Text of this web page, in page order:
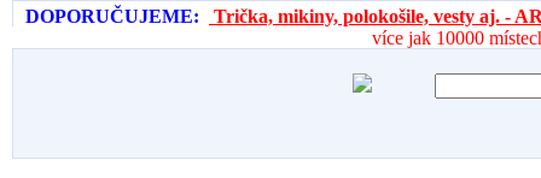
DOPORUČUJEME:
Trička, mikiny, polokošile, vesty aj. -
více jak 10000